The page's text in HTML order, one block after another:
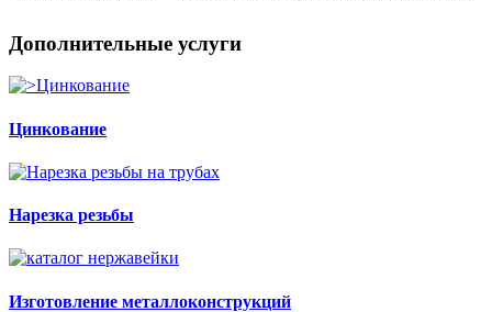
Дополнительные услуги
Цинкование
Нарезка резьбы
Изготовление металлоконструкций